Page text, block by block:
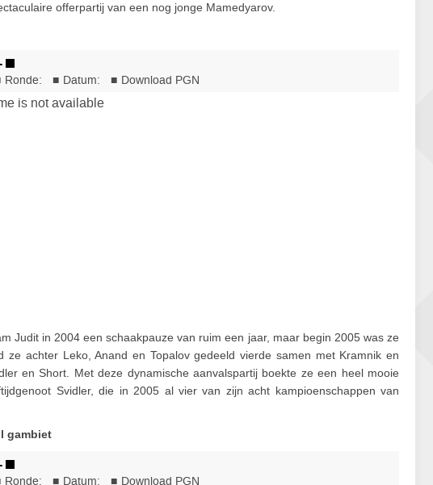
offerpartij van een nog jonge Mamedyarov.
Judit in 2004 een schaakpauze van ruim een jaar, maar begin 2005 was ze
achter Leko, Anand en Topalov gedeeld vierde samen met Kramnik en
en Short. Met deze dynamische aanvalspartij boekte ze een heel mooie
Svidler, die in 2005 al vier van zijn acht kampioenschappen van
gambiet